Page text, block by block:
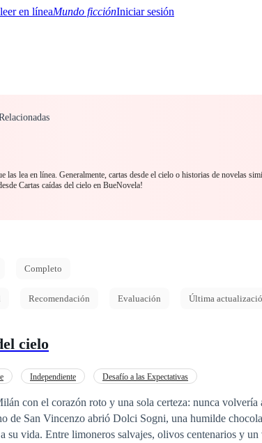
Mundo ficciónIniciar sesión
lea en línea. Generalmente, cartas desde el cielo o historias de novelas
Cartas caídas del cielo en BueNovela!
Completo
Recomendación Evaluación Última
cielo
Independiente Desafío a las Expectativas
con el corazón roto y una sola certeza: nunca volvería
de San Vincenzo abrió Dolci Sogni, una humilde
su vida. Entre limoneros salvajes, olivos centenarios y un